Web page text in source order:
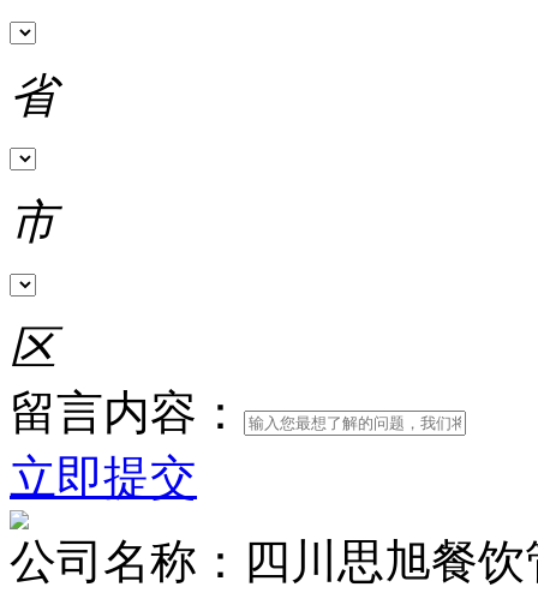
省
市
区
留言内容：
立即提交
公司名称：四川思旭餐